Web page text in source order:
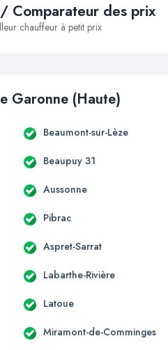
Comparateur des prix
chauffeur à petit prix
Garonne (Haute)
Beaumont-sur-Lèze
Beaupuy 31
Aussonne
Pibrac
Aspret-Sarrat
Labarthe-Rivière
Latoue
Miramont-de-Comminges